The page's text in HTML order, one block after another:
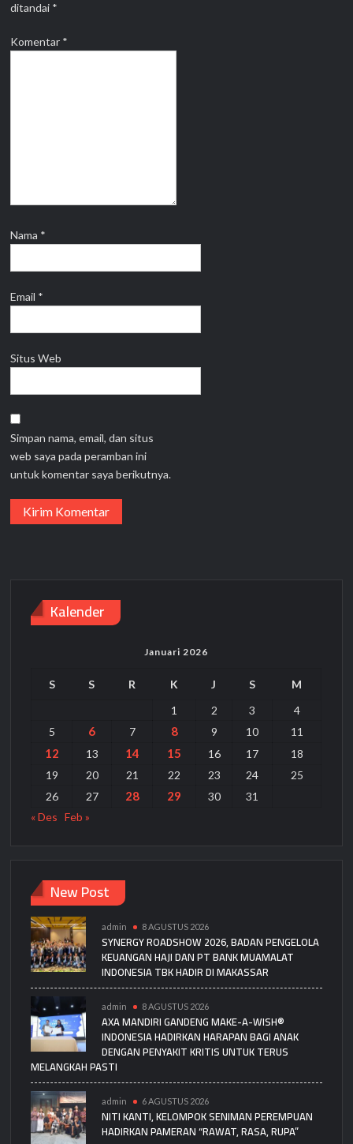
ditandai *
Komentar *
Nama *
Email *
Situs Web
Simpan nama, email, dan situs
web saya pada peramban ini
untuk komentar saya berikutnya.
Kalender
Januari 2026
S S R K J S
M
1
2 3
4
5
6 7 8 9 10 11
12 13 14 15 16 17
18
19
20 21 22 23 24
25
26
27 28 29 30
31
« Des
Feb »
New Post
admin 8 AGUSTUS 2026
SYNERGY ROADSHOW 2026, BADAN PENGELOLA
KEUANGAN HAJI DAN PT BANK MUAMALAT
INDONESIA TBK HADIR DI MAKASSAR
admin 8 AGUSTUS 2026
AXA MANDIRI GANDENG MAKE-A-WISH®
INDONESIA HADIRKAN HARAPAN BAGI ANAK
DENGAN PENYAKIT KRITIS UNTUK TERUS
MELANGKAH PASTI
admin 6 AGUSTUS 2026
NITI KANTI, KELOMPOK SENIMAN PEREMPUAN
HADIRKAN PAMERAN “RAWAT, RASA, RUPA”